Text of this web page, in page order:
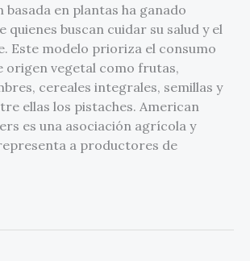
basada en plantas ha ganado
quienes buscan cuidar su salud y el
Este modelo prioriza el consumo
origen vegetal como frutas,
cereales integrales, semillas y
ellas los pistaches. American
es una asociación agrícola y
a productores de